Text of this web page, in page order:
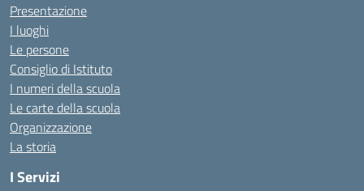
Presentazione
I luoghi
Le persone
Consiglio di Istituto
I numeri della scuola
Le carte della scuola
Organizzazione
La storia
I Servizi